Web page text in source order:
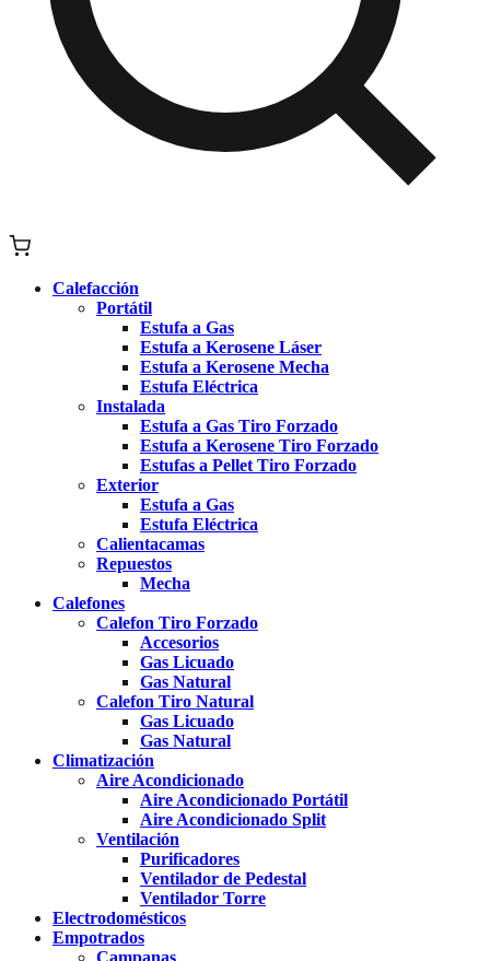
Calefacción
Portátil
Estufa a Gas
Estufa a Kerosene Láser
Estufa a Kerosene Mecha
Estufa Eléctrica
Instalada
Estufa a Gas Tiro Forzado
Estufa a Kerosene Tiro Forzado
Estufas a Pellet Tiro Forzado
Exterior
Estufa a Gas
Estufa Eléctrica
Calientacamas
Repuestos
Mecha
Calefones
Calefon Tiro Forzado
Accesorios
Gas Licuado
Gas Natural
Calefon Tiro Natural
Gas Licuado
Gas Natural
Climatización
Aire Acondicionado
Aire Acondicionado Portátil
Aire Acondicionado Split
Ventilación
Purificadores
Ventilador de Pedestal
Ventilador Torre
Electrodomésticos
Empotrados